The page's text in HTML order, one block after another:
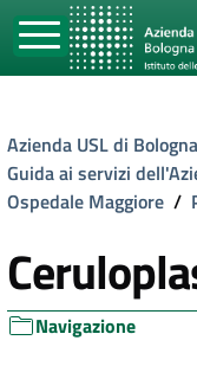
Azienda USL di Bologna
Guida ai servizi
Ospedale Maggiore /
Navigazione